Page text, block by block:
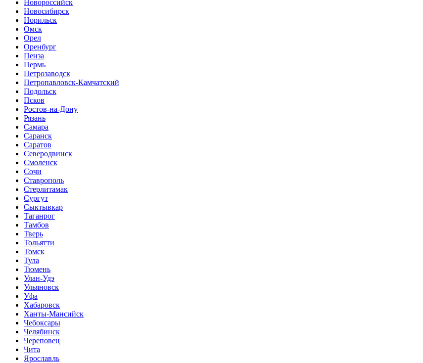
Новороссийск
Новосибирск
Норильск
Омск
Орел
Оренбург
Пенза
Пермь
Петрозаводск
Петропавловск-Камчатский
Подольск
Псков
Ростов-на-Дону
Рязань
Самара
Саранск
Саратов
Северодвинск
Смоленск
Сочи
Ставрополь
Стерлитамак
Сургут
Сыктывкар
Таганрог
Тамбов
Тверь
Тольятти
Томск
Тула
Тюмень
Улан-Удэ
Ульяновск
Уфа
Хабаровск
Ханты-Мансийск
Чебоксары
Челябинск
Череповец
Чита
Ярославль